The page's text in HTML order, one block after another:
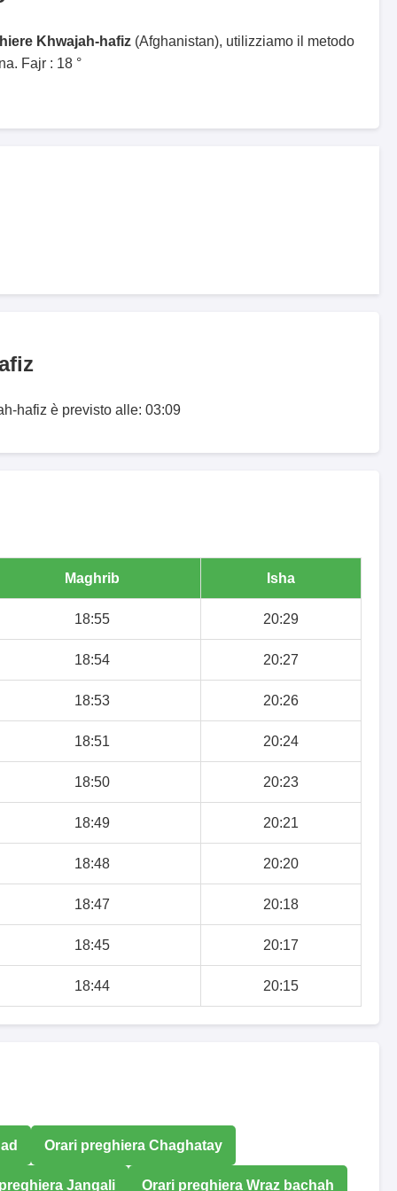
Khwajah-hafiz (Afghanistan), utilizziamo il metodo
Fajr : 18 °
hafiz è previsto alle: 03:09
Maghrib Isha
18:55 20:29
18:54 20:27
18:53 20:26
18:51 20:24
18:50 20:23
18:49 20:21
18:48 20:20
18:47 20:18
18:45 20:17
18:44 20:15
Orari preghiera Chaghatay
Jangali Orari preghiera Wraz bachah